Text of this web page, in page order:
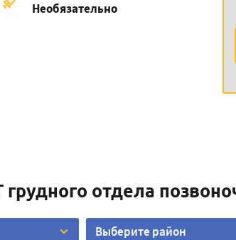
Необязательно
отдела
Выберите район